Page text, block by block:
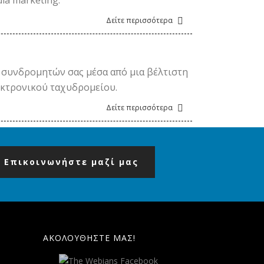
Δείτε περισσότερα
σας μέσα από μια βέλτιστη
ταχυδρομείου.
Δείτε περισσότερα
Επικοινωνήστε μαζί μας
ΑΚΟΛΟΥΘΗΣΤΕ ΜΑΣ!